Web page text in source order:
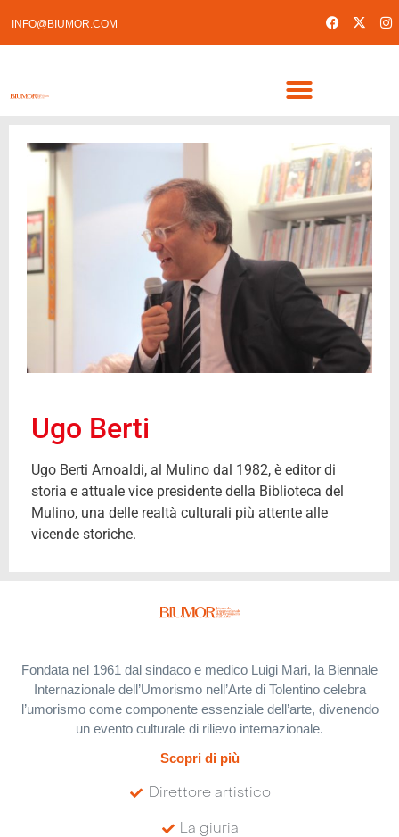
INFO@BIUMOR.COM
Ugo Berti
Ugo Berti Arnoaldi, al Mulino dal 1982, è editor di
storia e attuale vice presidente della Biblioteca del
Mulino, una delle realtà culturali più attente alle
vicende storiche.
Fondata nel 1961 dal sindaco e medico Luigi Mari, la Biennale
Internazionale dell’Umorismo nell’Arte di Tolentino celebra
l’umorismo come componente essenziale dell’arte, divenendo
un evento culturale di rilievo internazionale.
Scopri di più
Direttore artistico
La giuria